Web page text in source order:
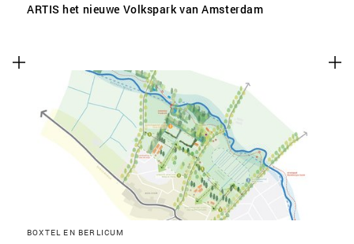
ARTIS het nieuwe Volkspark van Amsterdam
BOXTEL EN BERLICUM